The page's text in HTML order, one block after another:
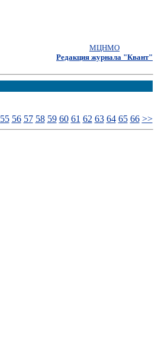
МЦНМО
Редакция журнала "Квант"
55 56 57 58 59 60 61 62 63 64 65 66 >>